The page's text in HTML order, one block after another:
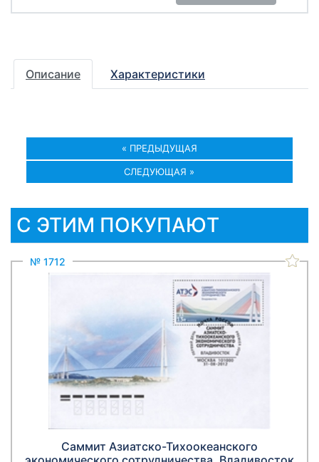
Описание Характеристики
« ПРЕДЫДУЩАЯ
СЛЕДУЮЩАЯ »
С ЭТИМ ПОКУПАЮТ
№ 1712
Саммит Азиатско-Тихоокеанского